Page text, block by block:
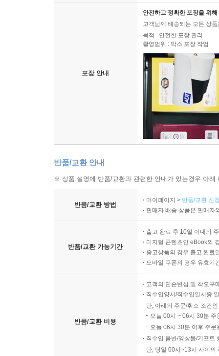
요즘 우리는 가족과 친구들에게 언젠가 가파도에
포장 안내
안전하고 정확한 포장을 위
고객님께 배송되는 모든 상
목적 : 안전한 포장 관리
촬영범위 : 박스 포장 작업
반품/교환 안내
※ 상품 설명에 반품/교환과 관련한 안내가 있는경우 아
반품/교환 방법
마이페이지 > 반품/교환 신
판매자 배송 상품은 판매자
반품/교환 가능기간
출고 완료 후 10일 이내의
디지털 콘텐츠인 eBook의
중고상품의 경우 출고 완료
모바일 쿠폰의 경우 유효기
반품/교환 비용
고객의 단순변심 및 착오구
직수입양서/직수입일서중
단, 아래의 주문/취소 조건
오늘 00시 ~ 06시 30분
오늘 06시 30분 이후 주
직수입 음반/영상물/기프트
단, 당일 00시~13시 사이의